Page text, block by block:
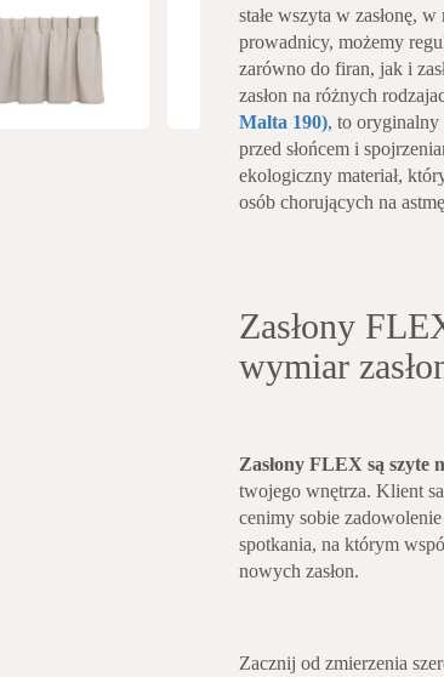
stałe wszyta w zasłonę,
prowadnicy, możemy
zarówno do firan, jak i
zasłon na różnych
Malta 190), to oryginalny
przed słońcem i
ekologiczny materiał,
osób chorujących na
Zasłony
wymiar
Zasłony FLEX są szyte
twojego wnętrza. Klient
cenimy sobie
spotkania, na którym
nowych zasłon.
Zacznij od zmierzenia